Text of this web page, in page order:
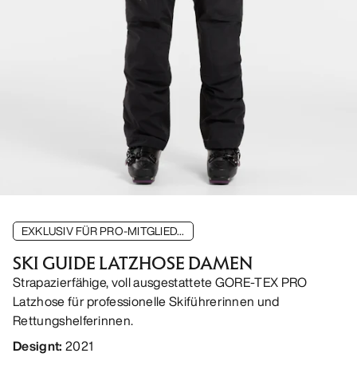
EXKLUSIV FÜR PRO-MITGLIED...
SKI GUIDE LATZHOSE DAMEN
Strapazierfähige, voll ausgestattete GORE-TEX PRO
Latzhose für professionelle Skiführerinnen und
Rettungshelferinnen.
Designt: 2021